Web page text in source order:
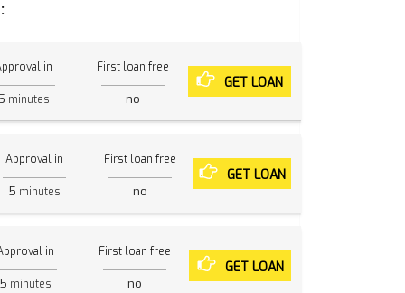
in
minutes
First loan free
no
GET LOAN
Approval in
5 minutes
First loan free
no
GET LOAN
in
5 minutes
First loan free
no
GET LOAN